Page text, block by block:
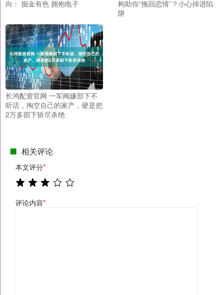
向： 掘金有色 拥抱电子
构助你“挽回恋情”？小心掉进陷
阱
长鸿配资官网 一军阀嫌部下不
听话，掏空自己的家产，硬是把
2万多部下斩尽杀绝
相关评论
本文评分*
评论内容*